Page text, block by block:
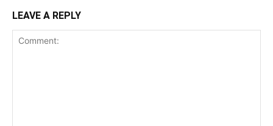
LEAVE A REPLY